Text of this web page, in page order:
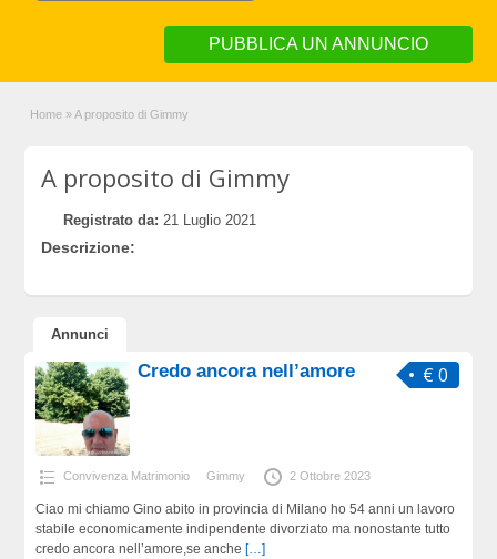
PUBBLICA UN ANNUNCIO
Home » A proposito di Gimmy
A proposito di Gimmy
Registrato da: 21 Luglio 2021
Descrizione:
Annunci
€ 0
Credo ancora nell’amore
Convivenza Matrimonio Gimmy 2 Ottobre 2023
Ciao mi chiamo Gino abito in provincia di Milano ho 54 anni un lavoro
stabile economicamente indipendente divorziato ma nonostante tutto
credo ancora nell’amore,se anche […]